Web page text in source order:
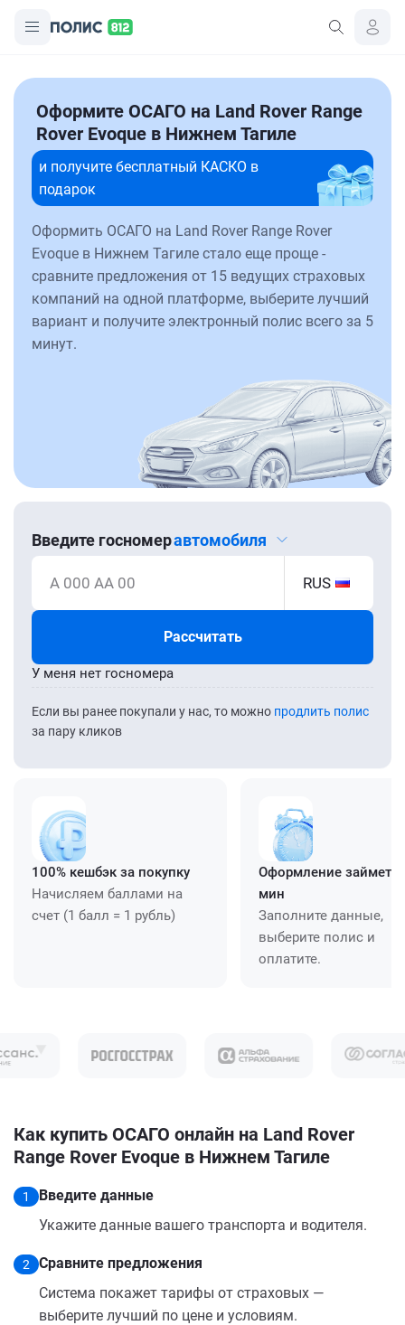
Оформите ОСАГО на Land Rover Range
Rover Evoque в Нижнем Тагиле
и получите бесплатный КАСКО в
подарок
Оформить ОСАГО на Land Rover Range Rover
Evoque в Нижнем Тагиле стало еще проще -
сравните предложения от 15 ведущих страховых
компаний на одной платформе, выберите лучший
вариант и получите электронный полис всего за 5
минут.
Введите госномеравтомобиля
А 000 АА 00 RUS
Рассчитать
Если вы ранее покупали у нас, то можно продлить полис
за пару кликов
У меня нет госномера
100% кешбэк за покупку
Начисляем баллами на
счет (1 балл = 1 рубль)
Оформление займет
мин
Заполните данные,
выберите полис и
оплатите.
Как купить ОСАГО онлайн на Land Rover
Range Rover Evoque в Нижнем Тагиле
1
Введите данные
Укажите данные вашего транспорта и водителя.
2
Сравните предложения
Система покажет тарифы от страховых —
выберите лучший по цене и условиям.